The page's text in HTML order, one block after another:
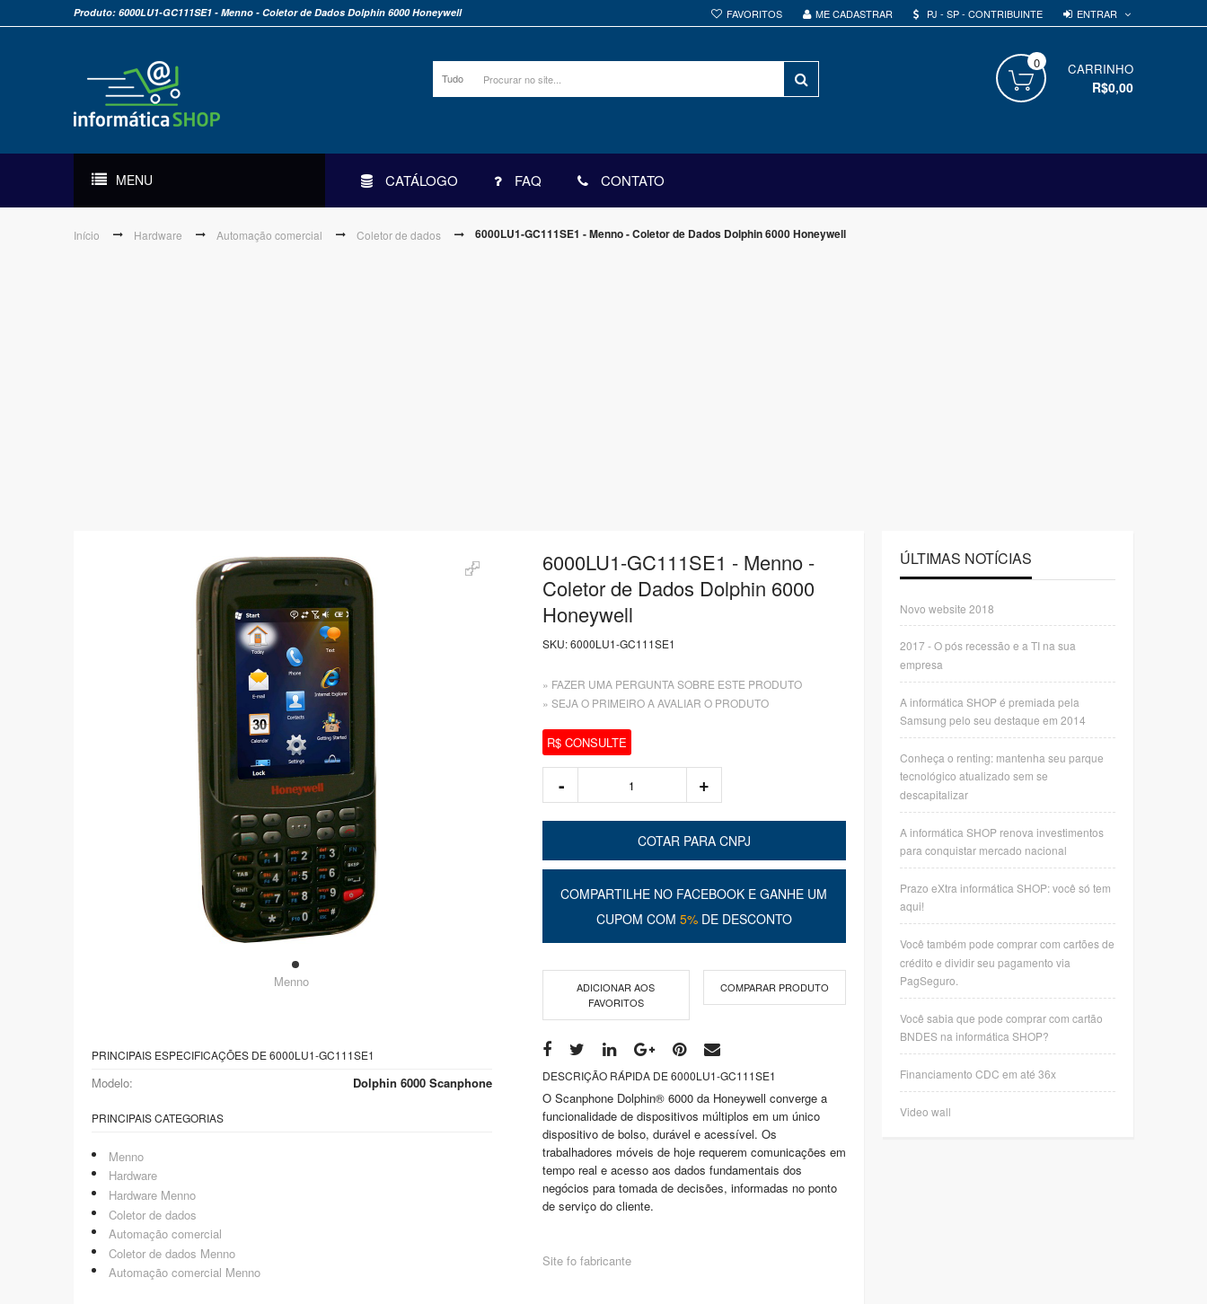
FAVORITOS ME CADASTRAR PJ - SP - CONTRIBUINTE ENTRAR
Produto: 6000LU1-GC111SE1 - Menno - Coletor de Dados Dolphin 6000 Honeywell
Tudo
CARRINHO
0
R$0,00
MENU CATÁLOGO FAQ CONTATO
Início Hardware Automação comercial Coletor de dados 6000LU1-GC111SE1 - Menno - Coletor de Dados Dolphin 6000 Honeywell
Menno
PRINCIPAIS ESPECIFICAÇÕES DE 6000LU1-GC111SE1
Modelo: Dolphin 6000 Scanphone
PRINCIPAIS CATEGORIAS
Menno
Hardware
Hardware Menno
Coletor de dados
Automação comercial
Coletor de dados Menno
Automação comercial Menno
6000LU1-GC111SE1 - Menno -
Coletor de Dados Dolphin 6000
Honeywell
SKU:6000LU1-GC111SE1
» FAZER UMA PERGUNTA SOBRE ESTE PRODUTO
» SEJA O PRIMEIRO A AVALIAR O PRODUTO
R$ CONSULTE
COTAR PARA CNPJ
COMPARTILHE NO FACEBOOK E GANHE UM
CUPOM COM 5%DE DESCONTO
ADICIONAR AOS
FAVORITOS
COMPARAR PRODUTO
DESCRIÇÃO RÁPIDA DE 6000LU1-GC111SE1
O Scanphone Dolphin® 6000 da Honeywell converge a
funcionalidade de dispositivos múltiplos em um único
dispositivo de bolso, durável e acessível. Os
trabalhadores móveis de hoje requerem comunicações em
tempo real e acesso aos dados fundamentais dos
negócios para tomada de decisões, informadas no ponto
de serviço do cliente.
Site fo fabricante
ÚLTIMAS NOTÍCIAS
Novo website 2018
2017 - O pós recessão e a TI na sua
empresa
A informática SHOP é premiada pela
Samsung pelo seu destaque em 2014
Conheça o renting: mantenha seu parque
tecnológico atualizado sem se
descapitalizar
A informática SHOP renova investimentos
para conquistar mercado nacional
Prazo eXtra informática SHOP: você só tem
aqui!
Você também pode comprar com cartões de
crédito e dividir seu pagamento via
PagSeguro.
Você sabia que pode comprar com cartão
BNDES na informática SHOP?
Financiamento CDC em até 36x
Video wall